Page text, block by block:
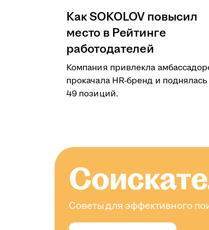
Как SOKOLOV повысил
место в Рейтинге
работодателей
Компания привлекла
прокачала HR-бренд и поднялась
49 позиций.
Советы для эффективного